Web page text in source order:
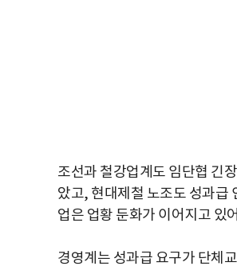
조선과 철강업계도 임단협 긴
았고, 현대제철 노조도 성과급
업은 업황 둔화가 이어지고 있
경영계는 성과급 요구가 단체